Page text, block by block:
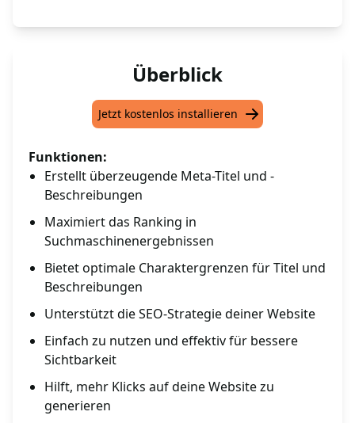
Überblick
Jetzt kostenlos installieren
Funktionen:
Erstellt überzeugende Meta-Titel und -
Beschreibungen
Maximiert das Ranking in
Suchmaschinenergebnissen
Bietet optimale Charaktergrenzen für Titel und
Beschreibungen
Unterstützt die SEO-Strategie deiner Website
Einfach zu nutzen und effektiv für bessere
Sichtbarkeit
Hilft, mehr Klicks auf deine Website zu
generieren